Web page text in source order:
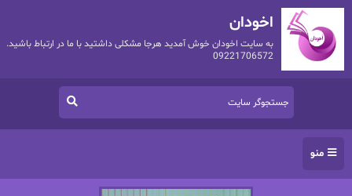
اخودان
به سایت اخودان خوش آمدید هرجا مشکلی داشتید با ما در ارتباط باشید.
09221706572
منو